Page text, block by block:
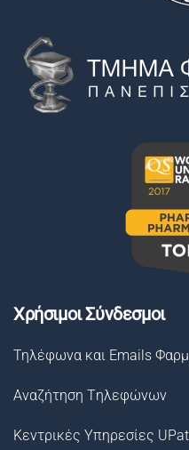
Χρήσιμοι Σύνδεσμοι
Τηλέφωνα και Emails
Αναζήτηση Tηλεφώνων
Κεντρικές Υπηρεσίες